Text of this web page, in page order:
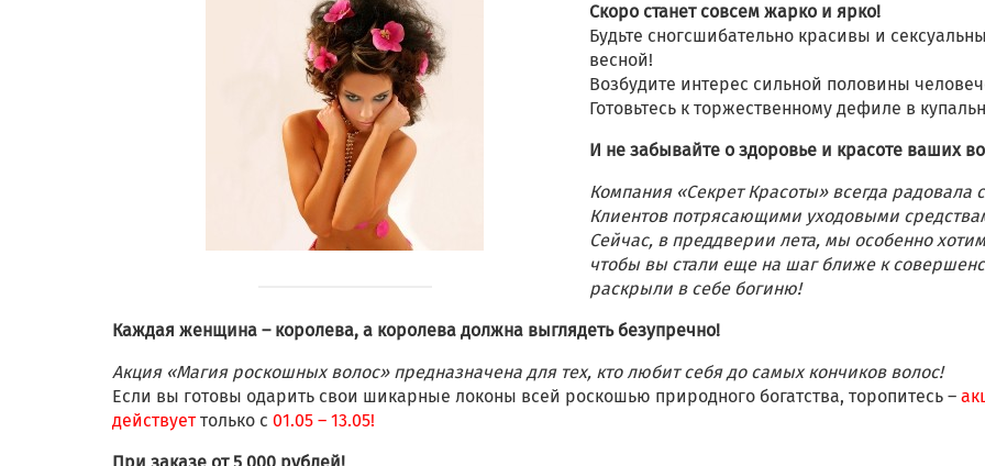
Скоро станет совсем жарко и ярко!
Будьте сногсшибательно красивы и
весной!
Возбудите интерес сильной половины
Готовьтесь к торжественному дефиле в
И не забывайте о здоровье и красоте ваших
Компания «Секрет Красоты» всегда радовала
Клиентов потрясающими уходовыми
Сейчас, в преддверии лета, мы особенно
чтобы вы стали еще на шаг ближе к
раскрыли в себе богиню!
Каждая женщина – королева, а королева должна выглядеть безупречно!
Акция «Магия роскошных волос» предназначена для тех, кто любит себя до самых кончиков волос!
Если вы готовы одарить свои шикарные локоны всей роскошью природного богатства, торопитесь –
действуеттолько с 01.05 – 13.05!